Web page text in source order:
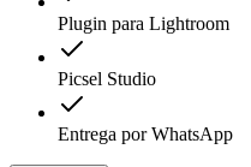
Plugin para Lightroom
Picsel Studio
Entrega por WhatsApp